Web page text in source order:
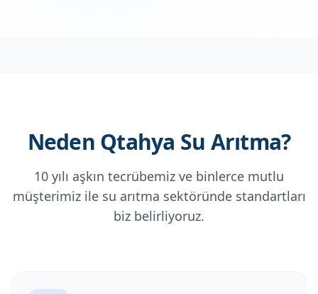
Neden Qtahya Su Arıtma?
10 yılı aşkın tecrübemiz ve binlerce mutlu
müşterimiz ile su arıtma sektöründe standartları
biz belirliyoruz.